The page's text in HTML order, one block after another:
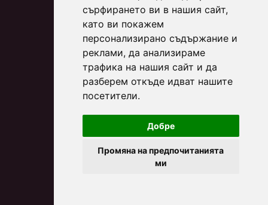
сърфирането ви в нашия сайт,
като ви покажем
персонализирано съдържание и
реклами, да анализираме
трафика на нашия сайт и да
разберем откъде идват нашите
посетители.
Добре
Промяна на предпочитанията
ми